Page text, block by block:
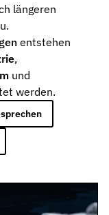
längeren
entstehen
,
und
werden.